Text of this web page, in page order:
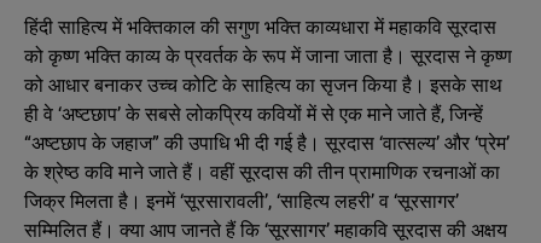
हिंदी साहित्य में भक्तिकाल की सगुण भक्ति काव्यधारा में महाकवि सूरदास
को कृष्ण भक्ति काव्य के प्रवर्तक के रूप में जाना जाता है। सूरदास ने कृष्ण
को आधार बनाकर उच्च कोटि के साहित्य का सृजन किया है। इसके साथ
ही वे ‘अष्टछाप’ के सबसे लोकप्रिय कवियों में से एक माने जाते हैं, जिन्हें
“अष्टछाप के जहाज” की उपाधि भी दी गई है। सूरदास ‘वात्सल्य’ और ‘प्रेम’
के श्रेष्ठ कवि माने जाते हैं। वहीं सूरदास की तीन प्रामाणिक रचनाओं का
जिक्र मिलता है। इनमें ‘सूरसारावली’, ‘साहित्य लहरी’ व ‘सूरसागर’
सम्मिलित हैं। क्या आप जानते हैं कि ‘सूरसागर’ महाकवि सूरदास की अक्षय